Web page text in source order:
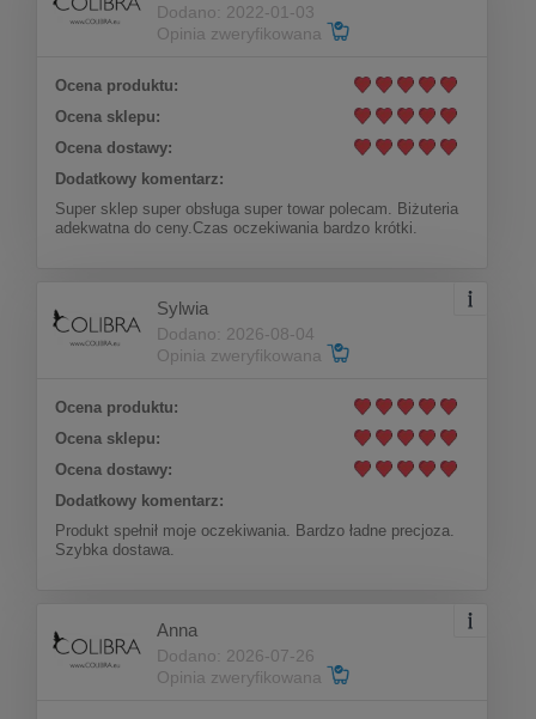
Łańcuszek z trzema monetkami
170,00 zł Do koszyka
Naszyjnik z zawieszką ze skrzydłami, zdobioną
kryształkami Preciosa (C25/JES/140AU)
Dodano: 2022-01-03
Opinia zweryfikowana
Ocena produktu:
Ocena sklepu:
Ocena dostawy:
Dodatkowy komentarz:
Super sklep super obsługa super towar polecam. Biżuteria
adekwatna do ceny.Czas oczekiwania bardzo krótki.
Sylwia
Dodano: 2026-08-04
Opinia zweryfikowana
Ocena produktu:
Ocena sklepu:
Ocena dostawy:
Dodatkowy komentarz:
Produkt spełnił moje oczekiwania. Bardzo ładne precjoza.
Szybka dostawa.
Anna
Dodano: 2026-07-26
Opinia zweryfikowana